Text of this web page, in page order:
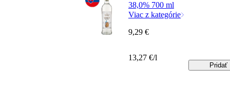
38,0% 700 ml
Viac z kategórie
9,29 €
13,27 €/l
Pridať